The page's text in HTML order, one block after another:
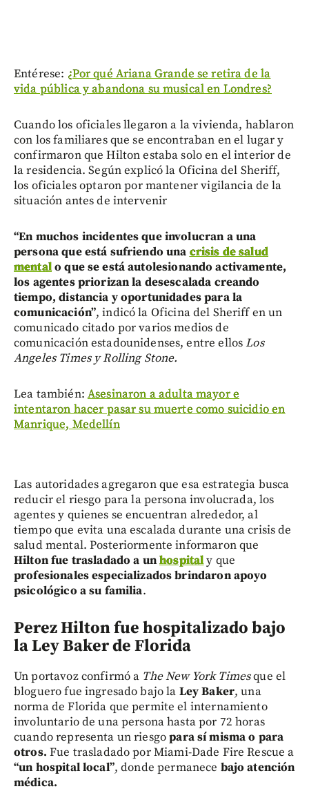
Entérese: ¿Por qué Ariana Grande se retira de la
vida pública y abandona su musical en Londres?
Cuando los oficiales llegaron a la vivienda, hablaron
con los familiares que se encontraban en el lugar y
confirmaron que Hilton estaba solo en el interior de
la residencia. Según explicó la Oficina del Sheriff,
los oficiales optaron por mantener vigilancia de la
situación antes de intervenir
“En muchos incidentes que involucran a una
persona que está sufriendo una crisis de salud
mentalo que se está autolesionando activamente,
los agentes priorizan la desescalada creando
tiempo, distancia y oportunidades para la
comunicación”, indicó la Oficina del Sheriff en un
comunicado citado por varios medios de
comunicación estadounidenses, entre ellosLos
Angeles Times y Rolling Stone.
Lea también: Asesinaron a adulta mayor e
intentaron hacer pasar su muerte como suicidio en
Manrique, Medellín
Las autoridades agregaron que esa estrategia busca
reducir el riesgo para la persona involucrada, los
agentes y quienes se encuentran alrededor, al
tiempo que evita una escalada durante una crisis de
salud mental. Posteriormente informaron que
Hilton fue trasladado a unhospitaly que
profesionales especializados brindaron apoyo
psicológico a su familia.
Perez Hilton fue hospitalizado bajo
la Ley Baker de Florida
Un portavoz confirmó a The New York Timesque el
bloguero fue ingresado bajo la Ley Baker, una
norma de Florida que permite el internamiento
involuntario de una persona hasta por 72 horas
cuando representa un riesgopara sí misma o para
otros. Fue trasladado por Miami-Dade Fire Rescue a
“un hospital local”, donde permanece bajo atención
médica.